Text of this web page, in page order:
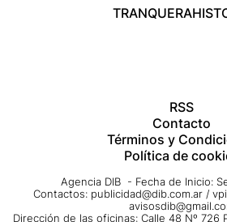
TRANQUERA
RSS
Contacto
Términos y
Política de
Agencia DIB - Fecha de Inicio:
Contactos: publicidad@dib.com.ar /
Dirección de las oficinas: Calle 48 Nº 726